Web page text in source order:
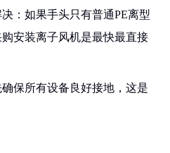
：如果手头只有普通PE离型
安装离子风机是最快最直接
保所有设备良好接地，这是